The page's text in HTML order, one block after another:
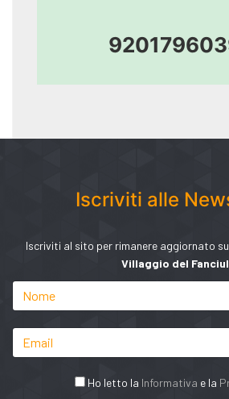
Iscriviti alle
Iscriviti al sito per rimanere aggiornato
Villaggio del
Ho letto la Informativa e la